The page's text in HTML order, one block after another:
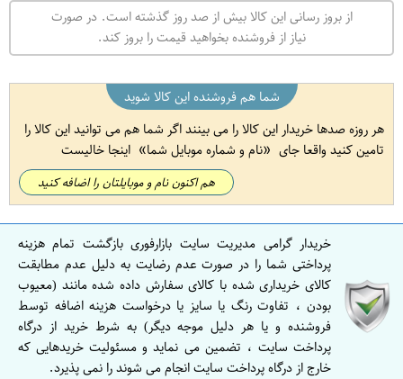
از بروز رسانی این کالا بیش از صد روز گذشته است. در صورت
نیاز از فروشنده بخواهید قیمت را بروز کند.
شما هم فروشنده این کالا شوید
هر روزه صدها خریدار این کالا را می بینند اگر شما هم می توانید این کالا را
تامین کنید واقعا جای
نام و شماره موبایل شما اینجا خالیست
هم اکنون نام و موبایلتان را اضافه کنید
خریدار گرامی مدیریت سایت بازارفوری بازگشت تمام هزینه
پرداختی شما را در صورت عدم رضایت به دلیل عدم مطابقت
کالای خریداری شده با کالای سفارش داده شده مانند (معیوب
بودن ، تفاوت رنگ یا سایز یا درخواست هزینه اضافه توسط
فروشنده و یا هر دلیل موجه دیگر) به شرط خرید از درگاه
پرداخت سایت ، تضمین می نماید و مسئولیت خریدهایی که
خارج از درگاه پرداخت سایت انجام می شوند را نمی پذیرد.